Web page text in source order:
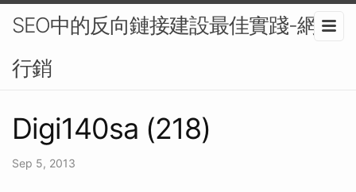
SEO中的反向鏈接建設最佳實踐-網路
行銷
Digi140sa (218)
Sep 5, 2013